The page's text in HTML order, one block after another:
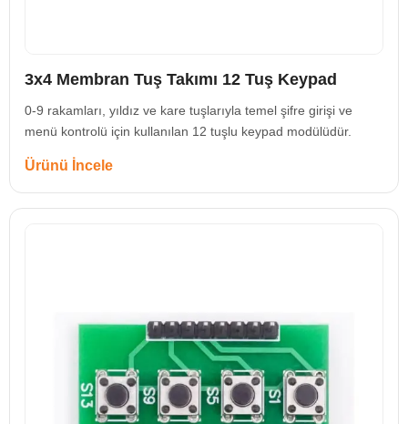
3x4 Membran Tuş Takımı 12 Tuş Keypad
0-9 rakamları, yıldız ve kare tuşlarıyla temel şifre girişi ve
menü kontrolü için kullanılan 12 tuşlu keypad modülüdür.
Ürünü İncele